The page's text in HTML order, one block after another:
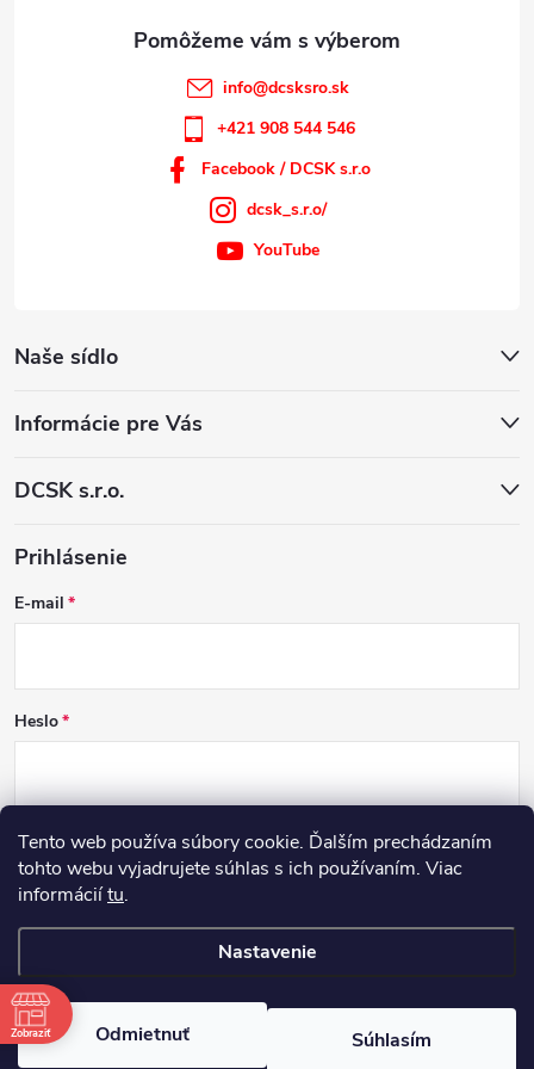
Tento web používa súbory cookie. Ďalším prechádzaním
tohto webu vyjadrujete súhlas s ich používaním. Viac
informáciítu.
Nastavenie
Odmietnuť Súhlasím
Naše sídlo
Informácie pre Vás
DCSK s.r.o.
info@dcsksro.sk
+421 908 544 546
Facebook / DCSK s.r.o
dcsk_s.r.o/
YouTube
Prihlásenie
E-mail
Heslo
PRIHLÁSIŤ SA
. Všetky práva vyhradené.
Zobraziť